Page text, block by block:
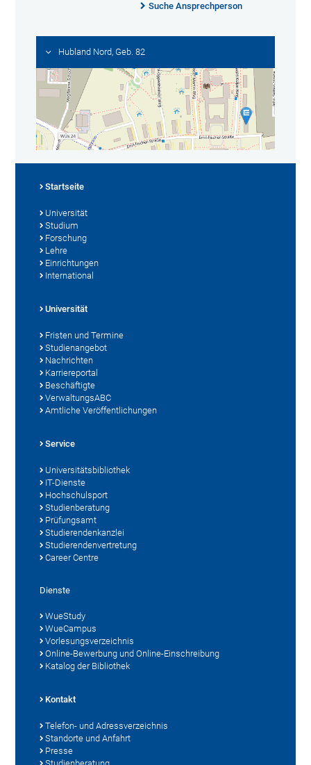
Suche Ansprechperson
Hubland Nord, Geb. 82
Startseite
Universität
Studium
Forschung
Lehre
Einrichtungen
International
Universität
Fristen und Termine
Studienangebot
Nachrichten
Karriereportal
Beschäftigte
VerwaltungsABC
Amtliche Veröffentlichungen
Service
Universitätsbibliothek
IT-Dienste
Hochschulsport
Studienberatung
Prüfungsamt
Studierendenkanzlei
Studierendenvertretung
Career Centre
Dienste
WueStudy
WueCampus
Vorlesungsverzeichnis
Online-Bewerbung und Online-Einschreibung
Katalog der Bibliothek
Kontakt
Telefon- und Adressverzeichnis
Standorte und Anfahrt
Presse